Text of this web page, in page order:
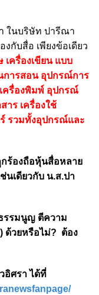
ในบริษัท ปารีณา
กับสื่อ เพียงข้อเดียว
เครื่องเขียน แบบ
การสอน อุปกรณ์การ
ครื่องพิมพ์ อุปกรณ์
าร เครื่องใช้
รวมทั้งอุปกรณ์และ
กร้องถือหุ้นสื่อหลาย
นเดียวกับ น.ส.ปา
รรมนูญ ตีความ
ด้วยหรือไม่? ต้อง
อิศรา ได้ที่